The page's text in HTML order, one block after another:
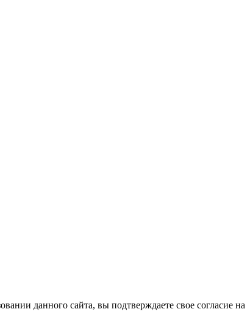
данного сайта, вы подтверждаете свое согласие на